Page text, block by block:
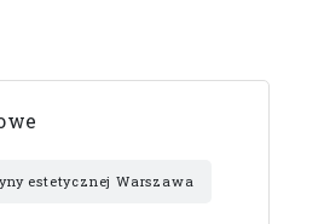
estetycznej Warszawa